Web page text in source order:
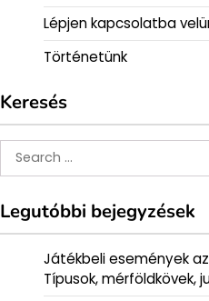
Lépjen kapcsolatba
Történetünk
Keresés
Search
for:
Legutóbbi bejegyzések
Játékbeli események
Típusok, mérföldkövek,